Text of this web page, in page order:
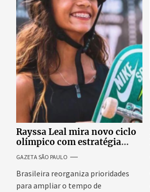
Rayssa Leal mira novo ciclo
olímpico com estratégia
voltada a mais treinos e
evolução no skate
GAZETA SÃO PAULO
Brasileira reorganiza prioridades
para ampliar o tempo de